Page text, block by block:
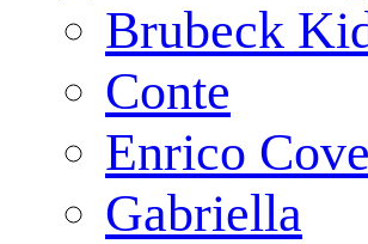
Brubeck
Conte
Enrico
Gabriella